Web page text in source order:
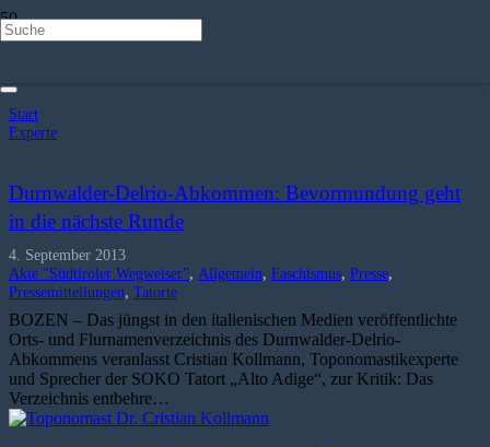
Start
Experte
Durnwalder-Delrio-Abkommen: Bevormundung geht
in die nächste Runde
4. September 2013
Akte "Südtiroler Wegweiser", Allgemein, Faschismus, Presse,
Pressemitteilungen, Tatorte
BOZEN – Das jüngst in den italienischen Medien veröffentlichte
Orts- und Flurnamenverzeichnis des Durnwalder-Delrio-
Abkommens veranlasst Cristian Kollmann, Toponomastikexperte
und Sprecher der SOKO Tatort „Alto Adige“, zur Kritik: Das
Verzeichnis entbehre…